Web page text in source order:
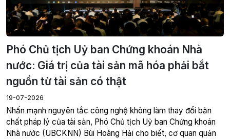
Phó Chủ tịch Uỷ ban Chứng khoán Nhà
nước: Giá trị của tài sản mã hóa phải bắt
nguồn từ tài sản có thật
19-07-2026
Nhấn mạnh nguyên tắc công nghệ không làm thay đổi bản
chất pháp lý của tài sản, Phó Chủ tịch Uỷ ban Chứng khoán
Nhà nước (UBCKNN) Bùi Hoàng Hải cho biết, cơ quan quản